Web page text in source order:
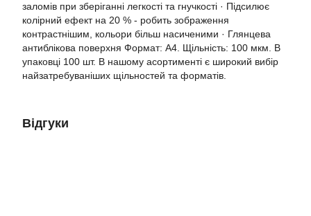
заломів при зберіганні легкості та гнучкості · Підсилює
колірний ефект на 20 % - робить зображення
контрастнішим, кольори більш насиченими · Глянцева
антиблікова поверхня Формат: А4. Щільність: 100 мкм. В
упаковці 100 шт. В нашому асортименті є широкий вибір
найзатребуваніших щільностей та форматів.
Відгуки